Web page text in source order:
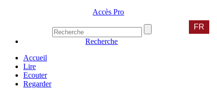
Accès Pro
FR
Recherche
Accueil
Lire
Ecouter
Regarder